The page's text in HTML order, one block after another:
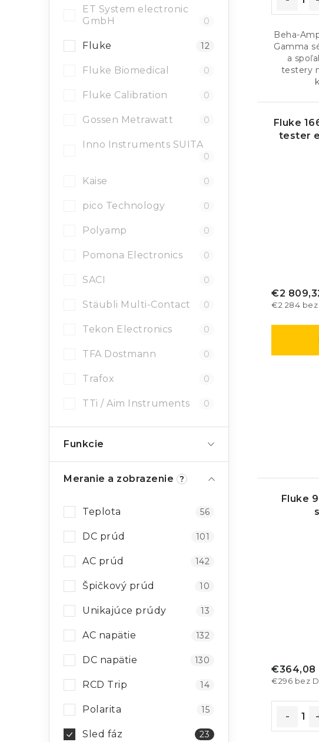
ET System electronic
GmbH
0
Fluke 12
Fluke Biomedical 0
Fluke Calibration 0
Gossen Metrawatt 0
Inno Instruments SUITA
0
Kaise 0
pico Technology 0
Polyamp 0
Pomona Electronics 0
SACI 0
Stäubli Multi-Contact 0
Tekon Electronics 0
TFA Dostmann 0
Trafox 0
TTi / Aim Instruments 0
Funkcie
Meranie a zobrazenie ?
Teplota 56
DC prúd 101
AC prúd 142
Špičkový prúd 10
Unikajúce prúdy 13
AC napätie 132
DC napätie 130
RCD Trip 14
Polarita 15
Sled fáz 23
Beha-
Gamma
a
testery
Fluke
tester
€2 284 bez
€2
Fluke
€296 bez
€364,08